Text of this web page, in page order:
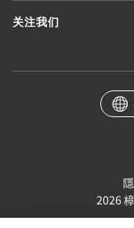
关注我们
2026